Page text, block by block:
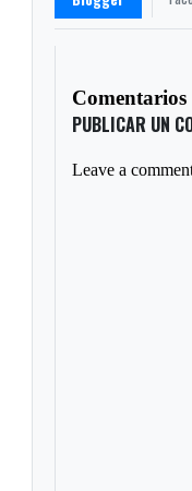
Comentarios
PUBLICAR UN
Leave a